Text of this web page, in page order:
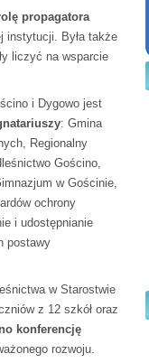
propagatora
instytucji. Była także
liczyć na wsparcie
i Dygowo jest
: Gmina
Regionalny
Gościno,
w Gościnie,
ochrony
i udostępnianie
postawy
w Starostwie
z 12 szkół oraz
konferencję
rozwoju.